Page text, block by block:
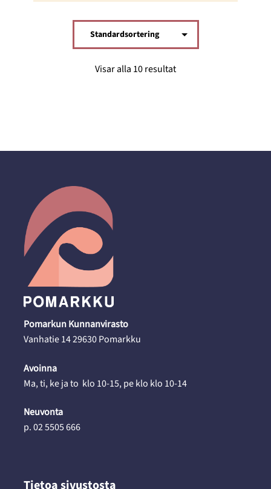
Visar alla 10 resultat
Pomarkun Kunnanvirasto
Vanhatie 14 29630 Pomarkku
Avoinna
Ma, ti, ke ja to klo 10-15, pe klo klo 10-14
Neuvonta
p. 02 5505 666
Tietoa sivustosta